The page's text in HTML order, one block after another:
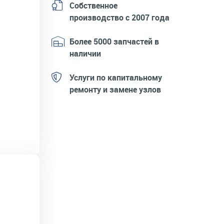
Собственное
производство с 2007 года
Более 5000 запчастей в
наличии
Услуги по капитальному
ремонту и замене узлов